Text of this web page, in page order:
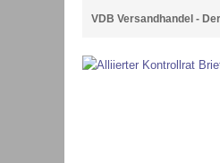
VDB Versandhandel -